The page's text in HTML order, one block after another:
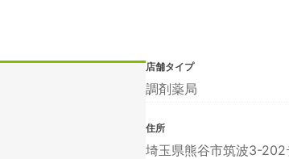
店舗タイプ
調剤薬局
住所
埼玉県熊谷市筑波3-